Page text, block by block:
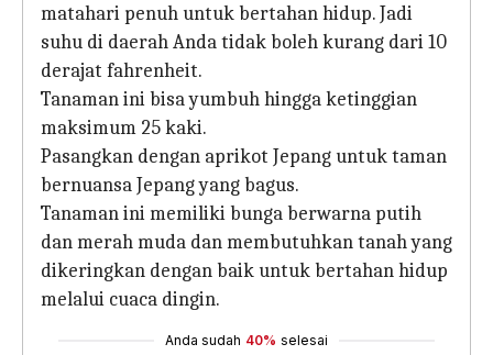
matahari penuh untuk bertahan hidup. Jadi
suhu di daerah Anda tidak boleh kurang dari 10
derajat fahrenheit.
Tanaman ini bisa yumbuh hingga ketinggian
maksimum 25 kaki.
Pasangkan dengan aprikot Jepang untuk taman
bernuansa Jepang yang bagus.
Tanaman ini memiliki bunga berwarna putih
dan merah muda dan membutuhkan tanah yang
dikeringkan dengan baik untuk bertahan hidup
melalui cuaca dingin.
Anda sudah 40% selesai